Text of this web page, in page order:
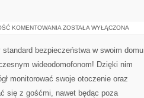
KOMENTOWANIA ODKRYJ
BEZPIECZEŃSTWA:
WIDEODOMOFONY!
ZOSTAŁA WYŁĄCZONA
standard bezpieczeństwa w swoim domu
wideodomofonom! Dzięki nim
monitorować swoje otoczenie oraz
się z gośćmi, nawet będąc poza